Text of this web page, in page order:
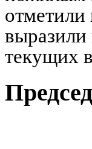
отметили
выразили
текущих